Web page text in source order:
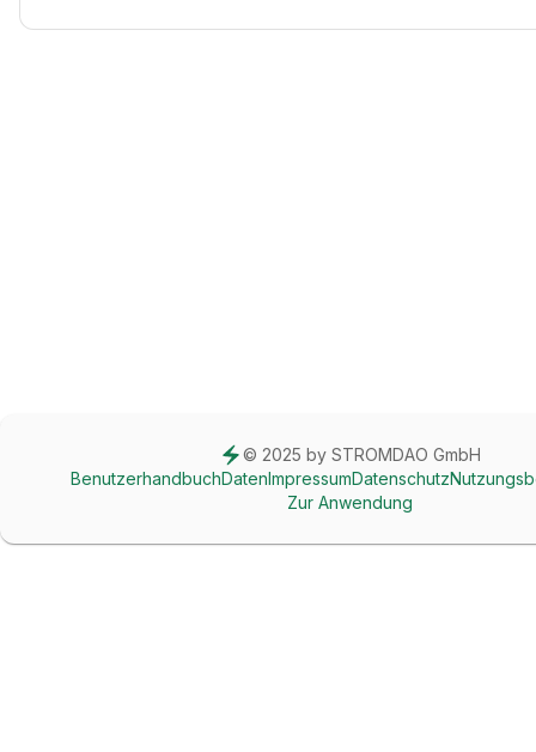
© 2025 by STROMDAO GmbH
BenutzerhandbuchDatenImpressumDatenschutz
Zur Anwendung